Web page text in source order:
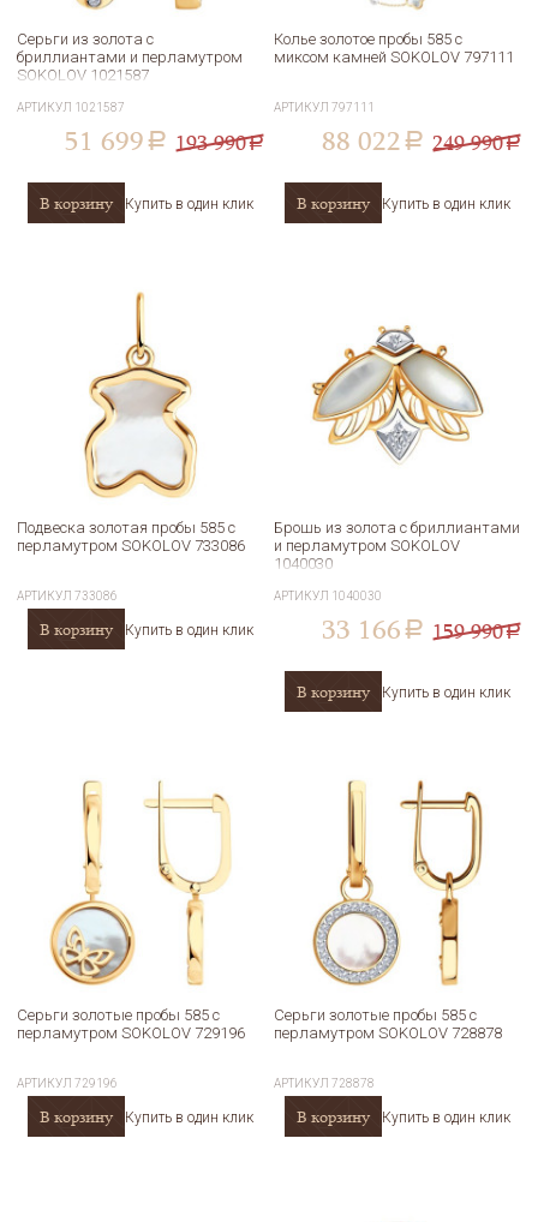
Серьги из золота с
бриллиантами и перламутром
SOKOLOV 1021587
АРТИКУЛ 1021587
51 699 a 193 990a
В корзину Купить в один клик
Колье золотое пробы 585 с
миксом камней SOKOLOV 797111
АРТИКУЛ797111
88 022 a 249 990a
В корзину Купить в один клик
Подвеска золотая пробы 585 с
перламутром SOKOLOV 733086
АРТИКУЛ733086
В корзину Купить в один клик
Брошь из золота с бриллиантами
и перламутром SOKOLOV
1040030
АРТИКУЛ 1040030
33 166 a 159 990a
В корзину Купить в один клик
Серьги золотые пробы 585 с
перламутром SOKOLOV 729196
АРТИКУЛ729196
В корзину Купить в один клик
Серьги золотые пробы 585 с
перламутром SOKOLOV 728878
АРТИКУЛ728878
В корзину Купить в один клик